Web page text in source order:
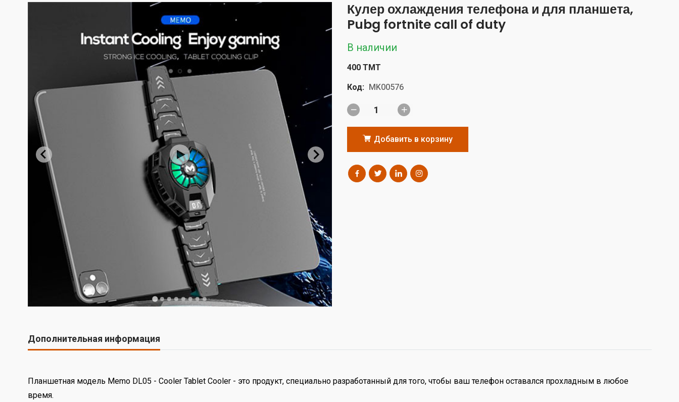
Кулер охлаждения телефона и для планшета,
Pubg fortnite call of duty
В наличии
400 TMT
Код: MK00576
Добавить в корзину
Дополнительная информация
Планшетная модель Memo DL05 - Cooler Tablet Cooler - это продукт, специально разработанный для того, чтобы ваш телефон оставался прохладным в любое
время.